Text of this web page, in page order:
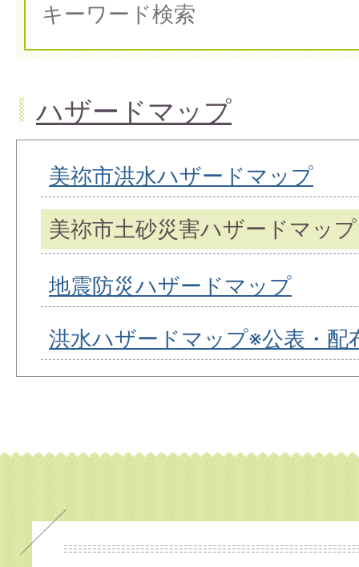
ハザードマップ
美祢市洪水ハザードマップ
美祢市土砂災害ハザードマップ
地震防災ハザードマップ
洪水ハザードマップ※公表・配